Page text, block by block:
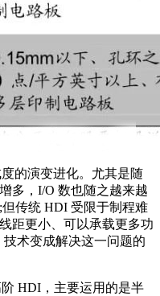
的演变进化。尤其是随
多，I/O 数也随之越来越
传统 HDI 受限于制程难
距更小、可以承载更多功
技术变成解决这一问题的
HDI，主要运用的是半